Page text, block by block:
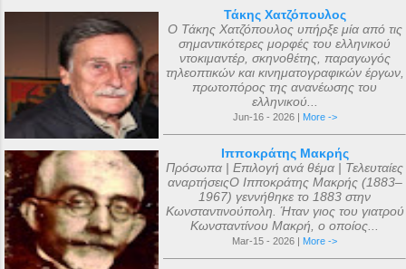
Τάκης Χατζόπουλος
Ο Τάκης Χατζόπουλος υπήρξε μία από τις
σημαντικότερες μορφές του ελληνικού
ντοκιμαντέρ, σκηνοθέτης, παραγωγός
τηλεοπτικών και κινηματογραφικών έργων,
πρωτοπόρος της ανανέωσης του
ελληνικού...
Jun-16 - 2026 | More ->
Ιπποκράτης Μακρής
Πρόσωπα | Επιλογή ανά θέμα | Τελευταίες
αναρτήσειςΟ Ιπποκράτης Μακρής (1883–
1967) γεννήθηκε το 1883 στην
Κωνσταντινούπολη. Ήταν γιος του γιατρού
Κωνσταντίνου Μακρή, ο οποίος...
Mar-15 - 2026 | More ->